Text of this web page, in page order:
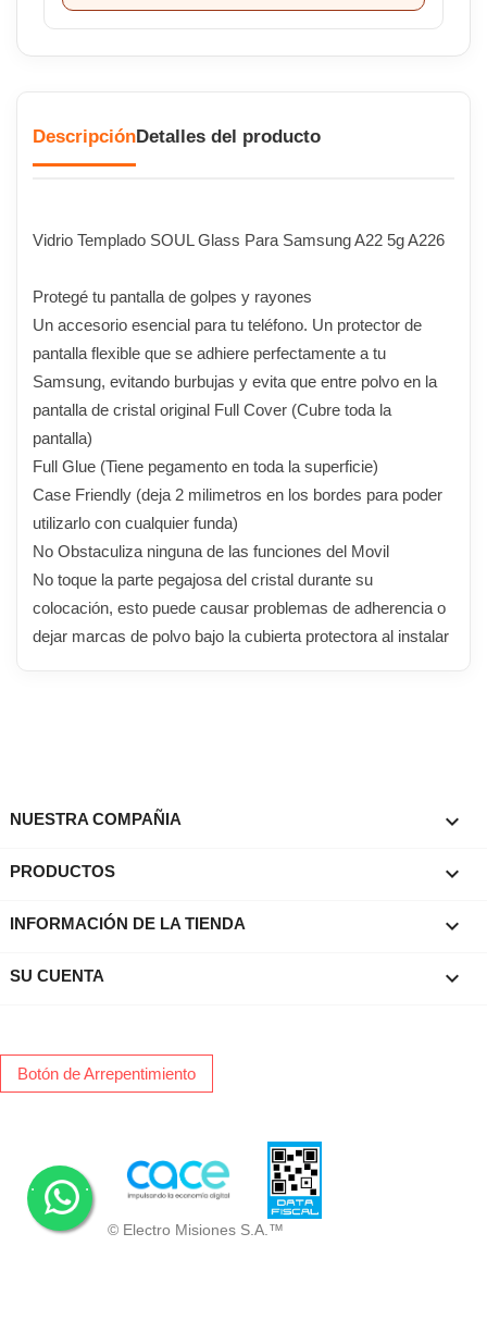
DescripciónDetalles del producto
Vidrio Templado SOUL Glass Para Samsung A22 5g A226
Protegé tu pantalla de golpes y rayones
Un accesorio esencial para tu teléfono. Un protector de
pantalla flexible que se adhiere perfectamente a tu
Samsung, evitando burbujas y evita que entre polvo en la
pantalla de cristal original Full Cover (Cubre toda la
pantalla)
Full Glue (Tiene pegamento en toda la superficie)
Case Friendly (deja 2 milimetros en los bordes para poder
utilizarlo con cualquier funda)
No Obstaculiza ninguna de las funciones del Movil
No toque la parte pegajosa del cristal durante su
colocación, esto puede causar problemas de adherencia o
dejar marcas de polvo bajo la cubierta protectora al instalar
NUESTRA COMPAÑIA 
PRODUCTOS 
INFORMACIÓN DE LA TIENDA keyboard_arrow_down
SU CUENTA 
Botón de Arrepentimiento
© Electro Misiones S.A.™
. .